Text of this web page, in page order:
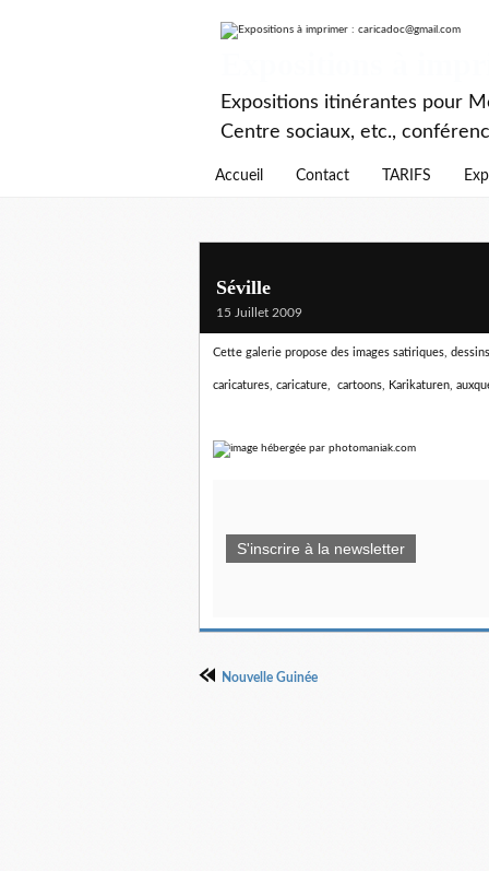
Expositions itinérantes pour
Centre sociaux, etc.,
Accueil Contact TARIFS
Séville
15 Juillet 2009
Cette galerie propose des images satiriques,
caricatures, caricature, cartoons, Karikaturen,
S'inscrire à la newsletter
Nouvelle Guinée